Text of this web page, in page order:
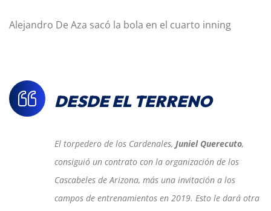
Alejandro De Aza sacó la bola en el cuarto inning
DESDE EL TERRENO
El torpedero de los Cardenales, Juniel Querecuto,
consiguió un contrato con la organización de los
Cascabeles de Arizona, más una invitación a los
campos de entrenamientos en 2019. Esto le dará otra